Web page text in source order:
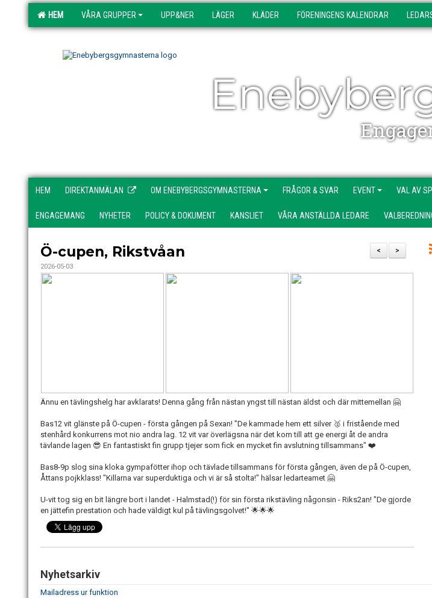
HEM VÅRA GRUPPER UPP&NER LÄGER KLÄDER FÖRENINGENS KALENDRAR
HEM DIREKTANMÄLAN OM ENEBYBERGSGYMNASTERNA FRÅGOR & SVAR EVENT VAL AV
ENGAGEMANG NYHETER POLICY & DOKUMENT KANSLIET VÅRA ANSTÄLLDA LEDARE
>
<
Ö-cupen, Rikstvåan
2026-05-03
Ännu en tävlingshelg har avklarats! Denna gång från nästan yngst till nästan äldst och där mittemellan 🤗
Bas12 vit glänste på Ö-cupen - första gången på Sexan! "De kammade hem ett silver 🥈 i fristående med
stenhård konkurrens mot nio andra lag. 12 vit var överlägsna när det kom till att ge energi åt de andra
tävlande lagen 😎 En fantastiskt fin grupp tjejer som fick en mycket fin avslutning tillsammans" ❤️
Bas8-9p slog sina kloka gympafötter ihop och tävlade tillsammans för första gången, även de på Ö-cupen,
Åttans pojkklass! "Killarna var superduktiga och vi är så stolta!" hälsar ledarteamet 🤗
U-vit tog sig en bit längre bort i landet - Halmstad(!) för sin första rikstävling någonsin - Riks2an! "De gjorde
en jättefin prestation och hade väldigt kul på tävlingsgolvet!" 🌟🌟🌟
Nyhetsarkiv
Mailadress ur funktion